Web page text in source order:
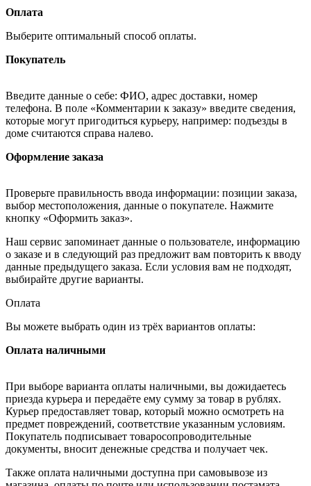
Оплата
Выберите оптимальный способ оплаты.
Покупатель
Введите данные о себе: ФИО, адрес доставки, номер
телефона. В поле «Комментарии к заказу» введите сведения,
которые могут пригодиться курьеру, например: подъезды в
доме считаются справа налево.
Оформление заказа
Проверьте правильность ввода информации: позиции заказа,
выбор местоположения, данные о покупателе. Нажмите
кнопку «Оформить заказ».
Наш сервис запоминает данные о пользователе, информацию
о заказе и в следующий раз предложит вам повторить к вводу
данные предыдущего заказа. Если условия вам не подходят,
выбирайте другие варианты.
Оплата
Вы можете выбрать один из трёх вариантов оплаты:
Оплата наличными
При выборе варианта оплаты наличными, вы дожидаетесь
приезда курьера и передаёте ему сумму за товар в рублях.
Курьер предоставляет товар, который можно осмотреть на
предмет повреждений, соответствие указанным условиям.
Покупатель подписывает товаросопроводительные
документы, вносит денежные средства и получает чек.
Также оплата наличными доступна при самовывозе из